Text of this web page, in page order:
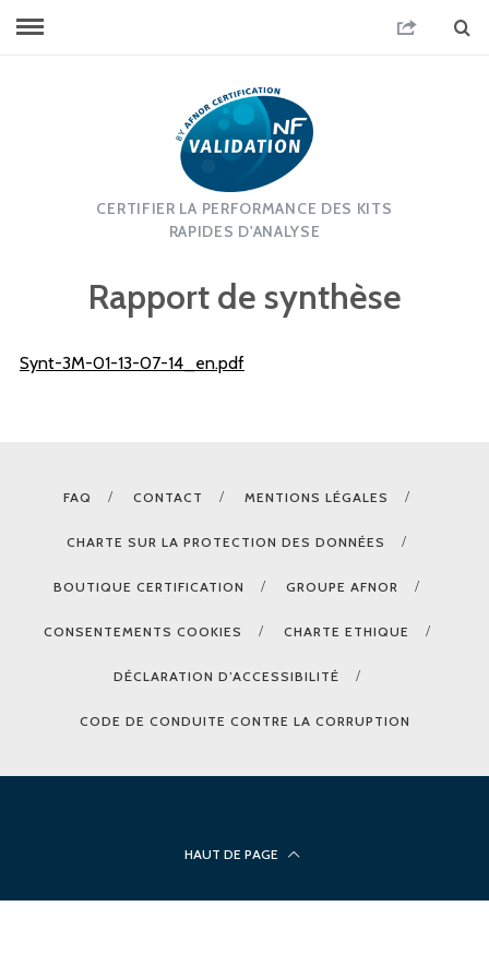
CERTIFIER LA PERFORMANCE DES KITS
RAPIDES D'ANALYSE
Rapport de synthèse
Synt-3M-01-13-07-14_en.pdf
FAQ CONTACT MENTIONS LÉGALES
CHARTE SUR LA PROTECTION DES DONNÉES
BOUTIQUE CERTIFICATION GROUPE AFNOR
CONSENTEMENTS COOKIES CHARTE ETHIQUE
DÉCLARATION D’ACCESSIBILITÉ
CODE DE CONDUITE CONTRE LA CORRUPTION
HAUT DE PAGE